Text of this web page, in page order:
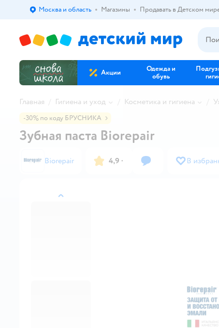
Выбор адреса доставки.
Москва и область Магазины Продавать в Детском
Акции
Одежда и
обувь
Главная Гигиена и уход Косметика и гигиена
назад
-30% по коду БРУСНИКА
Зубная паста Biorepair
Biorepair 4,9 · В